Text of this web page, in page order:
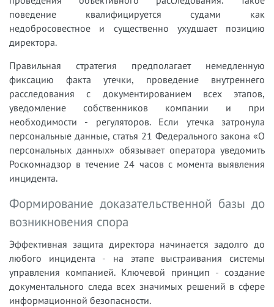
поведение квалифицируется судами как
недобросовестное и существенно ухудшает позицию
директора.
Правильная стратегия предполагает немедленную
фиксацию факта утечки, проведение внутреннего
расследования с документированием всех этапов,
уведомление собственников компании и при
необходимости - регуляторов. Если утечка затронула
персональные данные, статья 21 Федерального закона «О
персональных данных» обязывает оператора уведомить
Роскомнадзор в течение 24 часов с момента выявления
инцидента.
Формирование доказательственной базы до
возникновения спора
Эффективная защита директора начинается задолго до
любого инцидента - на этапе выстраивания системы
управления компанией. Ключевой принцип - создание
документального следа всех значимых решений в сфере
информационной безопасности.